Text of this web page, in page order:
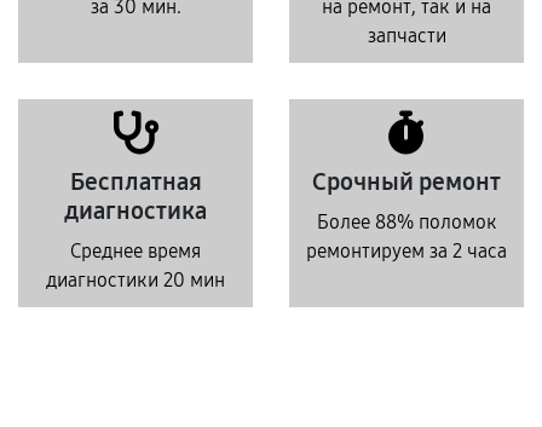
за 30 мин.
на ремонт, так и на
запчасти
Бесплатная
диагностика
Среднее время
диагностики 20 мин
Срочный ремонт
Более 88% поломок
ремонтируем за 2 часа